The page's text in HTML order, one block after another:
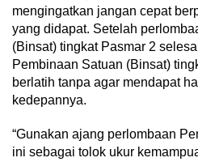
mengingatkan jangan cepat
yang didapat. Setelah
(Binsat) tingkat Pasmar 2
Pembinaan Satuan (Binsat)
berlatih tanpa agar mendapat
kedepannya.
“Gunakan ajang perlombaan
ini sebagai tolok ukur